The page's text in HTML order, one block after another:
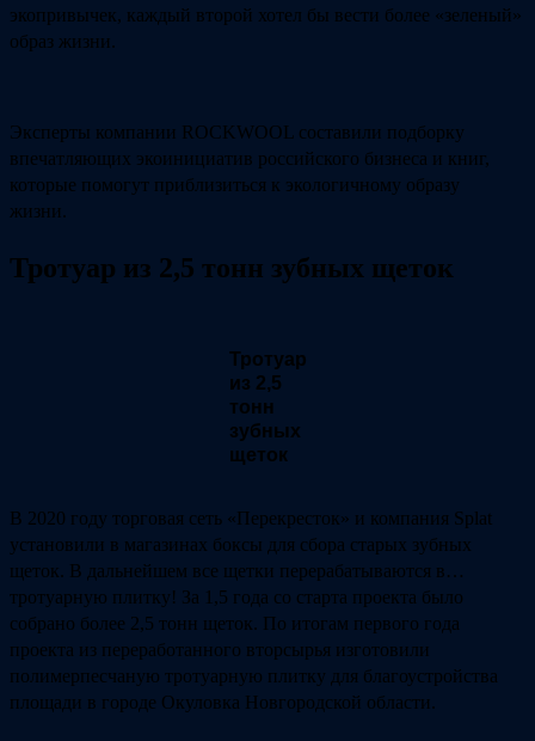
экопривычек, каждый второй хотел бы вести более «зеленый»
образ жизни.
Эксперты компании ROCKWOOL составили подборку
впечатляющих экоинициатив российского бизнеса и книг,
которые помогут приблизиться к экологичному образу
жизни.
Тротуар из 2,5 тонн зубных щеток
Тротуар
из 2,5
тонн
зубных
щеток
В 2020 году торговая сеть «Перекресток» и компания Splat
установили в магазинах боксы для сбора старых зубных
щеток. В дальнейшем все щетки перерабатываются в…
тротуарную плитку! За 1,5 года со старта проекта было
собрано более 2,5 тонн щеток. По итогам первого года
проекта из переработанного вторсырья изготовили
полимерпесчаную тротуарную плитку для благоустройства
площади в городе Окуловка Новгородской области.